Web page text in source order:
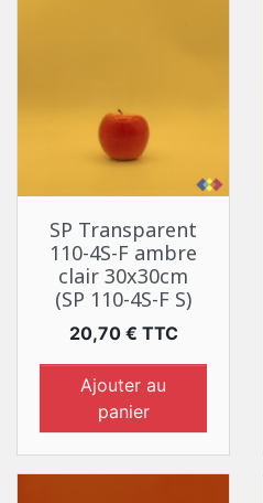
SP Transparent
110-4S-F ambre
clair 30x30cm
(SP 110-4S-F S)
Prix
20,70 € TTC
Ajouter au
panier